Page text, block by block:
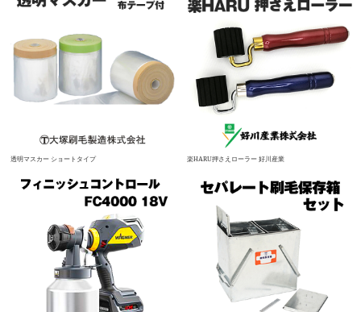
透明マスカー ショートタイプ 楽HARU押さえローラー 好川産業